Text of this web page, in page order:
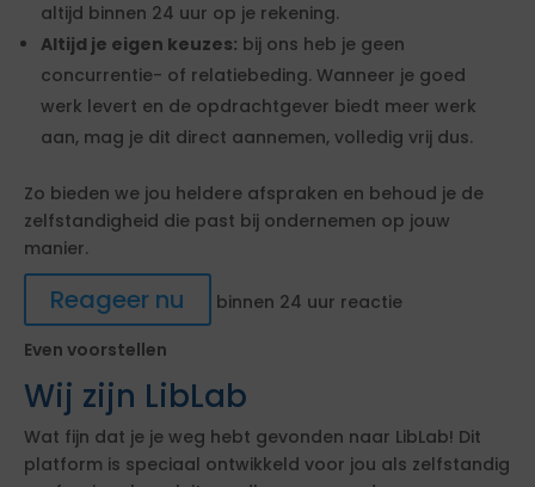
altijd binnen 24 uur op je rekening.
Altijd je eigen keuzes: bij ons heb je geen
concurrentie- of relatiebeding. Wanneer je goed
werk levert en de opdrachtgever biedt meer werk
aan, mag je dit direct aannemen, volledig vrij dus.
Zo bieden we jou heldere afspraken en behoud je de
zelfstandigheid die past bij ondernemen op jouw
manier.
Reageer nu
binnen 24 uur reactie
Even voorstellen
Wij zijn LibLab
Wat fijn dat je je weg hebt gevonden naar LibLab! Dit
platform is speciaal ontwikkeld voor jou als zelfstandig